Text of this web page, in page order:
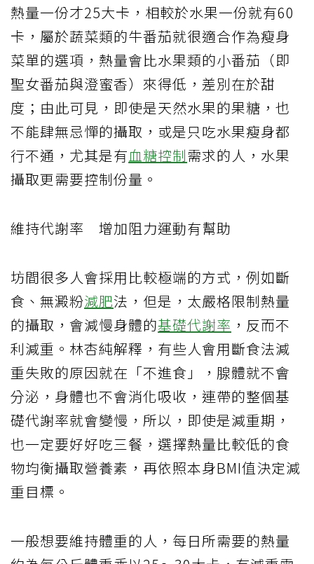
熱量一份才25大卡，相較於水果一份就有60
卡，屬於蔬菜類的牛番茄就很適合作為瘦身
菜單的選項，熱量會比水果類的小番茄（即
聖女番茄與澄蜜香）來得低，差別在於甜
度；由此可見，即使是天然水果的果糖，也
不能肆無忌憚的攝取，或是只吃水果瘦身都
行不通，尤其是有血糖控制需求的人，水果
攝取更需要控制份量。
維持代謝率 增加阻力運動有幫助
坊間很多人會採用比較極端的方式，例如斷
食、無澱粉減肥法，但是，太嚴格限制熱量
的攝取，會減慢身體的基礎代謝率 ，反而不
利減重。 林杏純解釋，有些人會用斷食法減
重失敗的原因就在「不進食」，腺體就不會
分泌，身體也不會消化吸收，連帶的整個基
礎代謝率就會變慢，所以，即使是減重期，
也一定要好好吃三餐，選擇熱量比較低的食
物均衡攝取營養素，再依照本身BMI值決定減
重目標。
一般想要維持體重的人，每日所需要的熱量